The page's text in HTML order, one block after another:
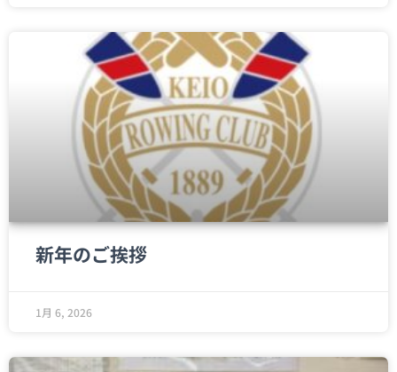
新年のご挨拶
1月 6, 2026